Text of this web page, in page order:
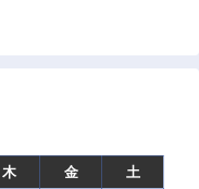
木 金
土